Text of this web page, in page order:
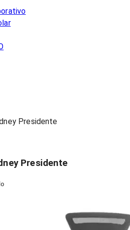
Presidente
Presidente